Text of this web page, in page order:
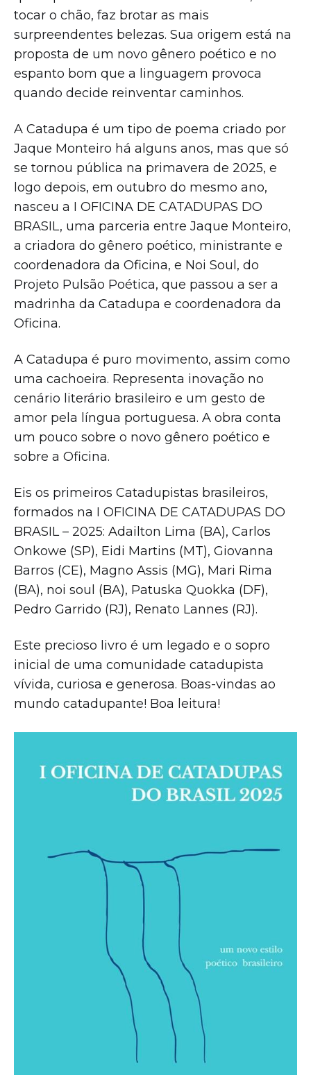
tocar o chão, faz brotar as mais
surpreendentes belezas. Sua origem está na
proposta de um novo gênero poético e no
espanto bom que a linguagem provoca
quando decide reinventar caminhos.
A Catadupa é um tipo de poema criado por
Jaque Monteiro há alguns anos, mas que só
se tornou pública na primavera de 2025, e
logo depois, em outubro do mesmo ano,
nasceu a I OFICINA DE CATADUPAS DO
BRASIL, uma parceria entre Jaque Monteiro,
a criadora do gênero poético, ministrante e
coordenadora da Oficina, e Noi Soul, do
Projeto Pulsão Poética, que passou a ser a
madrinha da Catadupa e coordenadora da
Oficina.
A Catadupa é puro movimento, assim como
uma cachoeira. Representa inovação no
cenário literário brasileiro e um gesto de
amor pela língua portuguesa. A obra conta
um pouco sobre o novo gênero poético e
sobre a Oficina.
Eis os primeiros Catadupistas brasileiros,
formados na I OFICINA DE CATADUPAS DO
BRASIL – 2025: Adailton Lima (BA), Carlos
Onkowe (SP), Eidi Martins (MT), Giovanna
Barros (CE), Magno Assis (MG), Mari Rima
(BA), noi soul (BA), Patuska Quokka (DF),
Pedro Garrido (RJ), Renato Lannes (RJ).
Este precioso livro é um legado e o sopro
inicial de uma comunidade catadupista
vívida, curiosa e generosa. Boas-vindas ao
mundo catadupante! Boa leitura!